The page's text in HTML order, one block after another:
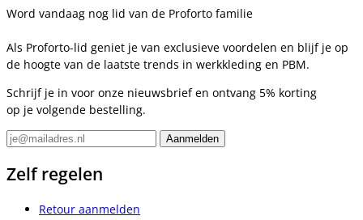
Word vandaag nog lid van de Proforto familie
Als Proforto-lid geniet je van exclusieve voordelen en blijf je op
de hoogte van de laatste trends in werkkleding en PBM.
Schrijf je in voor onze nieuwsbrief en ontvang 5% korting
op je volgende bestelling.
Zelf regelen
Retour aanmelden